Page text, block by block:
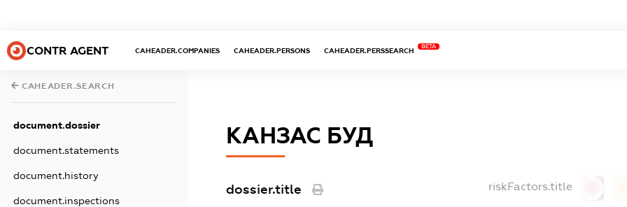
CONTR AGENT CAHEADER.COMPANIES CAHEADER.PERSONS CAHEADER.PERSSEARCH
BETA
CAHEADER.SEARCH
document.dossier
document.statements
document.history
document.inspections
КАНЗАС БУД
dossier.title riskFactors.title